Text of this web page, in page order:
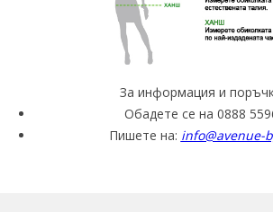
За информация и
Обадете се на 0888
Пишете на: info@avenue-